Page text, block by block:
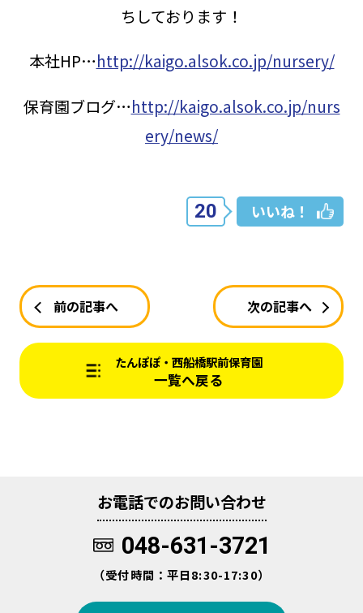
ちしております！
本社HP…http://kaigo.alsok.co.jp/nursery/
保育園ブログ…http://kaigo.alsok.co.jp/nurs
ery/news/
20 いいね！
前の記事へ 次の記事へ
たんぽぽ・西船橋駅前保育園
一覧へ戻る
お電話でのお問い合わせ
048-631-3721
（受付時間：平日8:30-17:30）